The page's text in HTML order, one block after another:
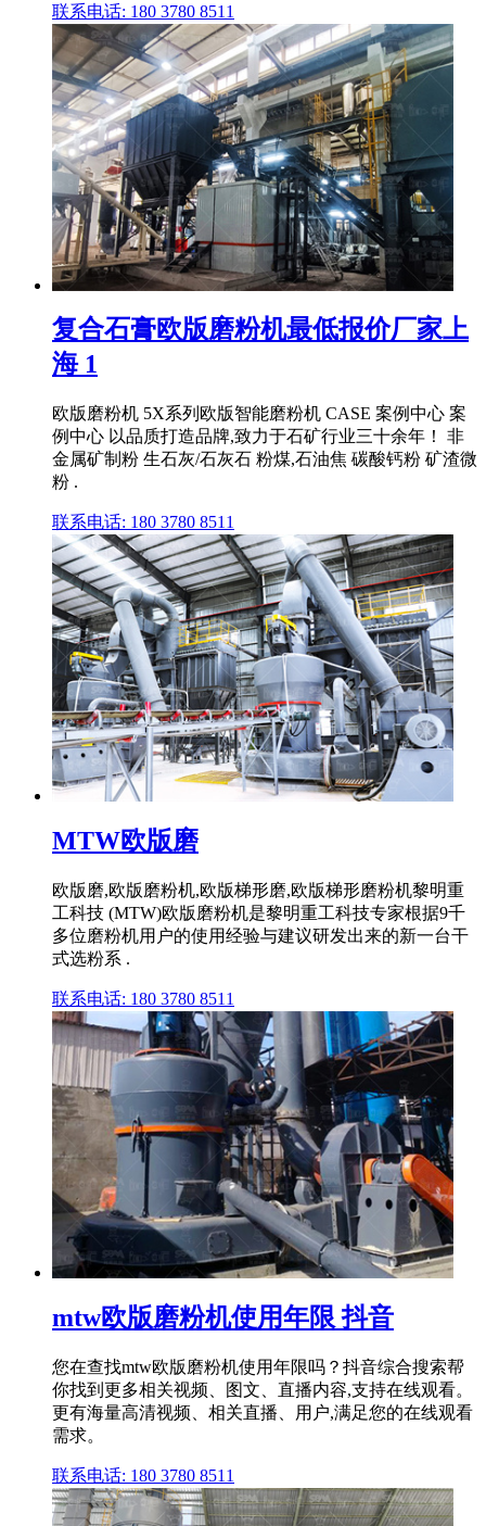
联系电话: 180 3780 8511
复合石膏欧版磨粉机最低报价厂家上
海 1
欧版磨粉机 5X系列欧版智能磨粉机 CASE 案例中心 案
例中心 以品质打造品牌,致力于石矿行业三十余年！ 非
金属矿制粉 生石灰/石灰石 粉煤,石油焦 碳酸钙粉 矿渣微
粉 .
联系电话: 180 3780 8511
MTW欧版磨
欧版磨,欧版磨粉机,欧版梯形磨,欧版梯形磨粉机黎明重
工科技 (MTW)欧版磨粉机是黎明重工科技专家根据9千
多位磨粉机用户的使用经验与建议研发出来的新一台干
式选粉系 .
联系电话: 180 3780 8511
mtw欧版磨粉机使用年限 抖音
您在查找mtw欧版磨粉机使用年限吗？抖音综合搜索帮
你找到更多相关视频、图文、直播内容,支持在线观看。
更有海量高清视频、相关直播、用户,满足您的在线观看
需求。
联系电话: 180 3780 8511